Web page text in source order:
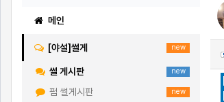
메인
[야설]썰게 new
new
썰 게시판
new
펌 썰게시판